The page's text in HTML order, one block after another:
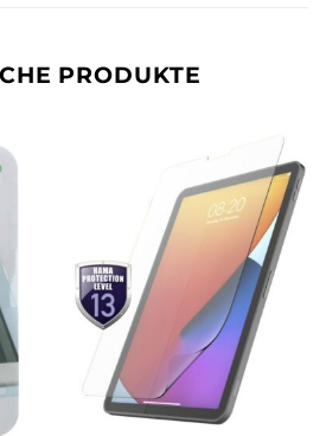
PRODUKTE